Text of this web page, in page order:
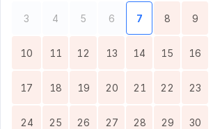
3 4 5 6 7 8 9
10 11 12 13 14 15 16
17 18 19 20 21 22 23
24 25 26 27 28 29 30